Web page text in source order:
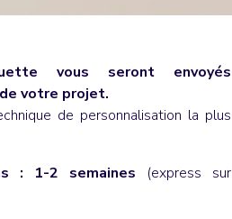
vous seront envoyés
votre projet.
de personnalisation la plus
: 1-2 semaines
(express sur